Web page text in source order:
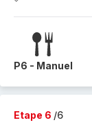
P6 - Manuel
Etape 6 /6